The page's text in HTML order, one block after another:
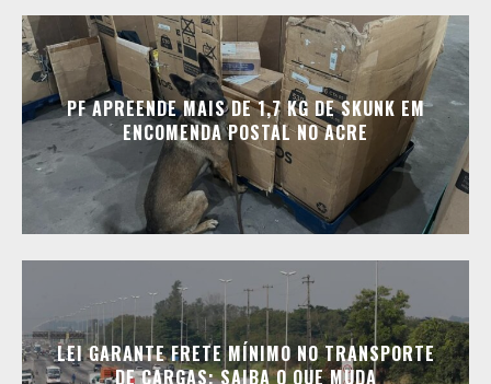
PF APREENDE MAIS DE 1,7 KG DE SKUNK EM
ENCOMENDA POSTAL NO ACRE
LEI GARANTE FRETE MÍNIMO NO TRANSPORTE
DE CARGAS; SAIBA O QUE MUDA